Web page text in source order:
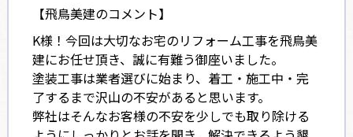
【飛鳥美建のコメント】
K様！今回は大切なお宅のリフォーム工事を飛鳥美
建にお任せ頂き、誠に有難う御座いました。
塗装工事は業者選びに始まり、着工・施工中・完
了するまで沢山の不安があると思います。
弊社はそんなお客様の不安を少しでも取り除ける